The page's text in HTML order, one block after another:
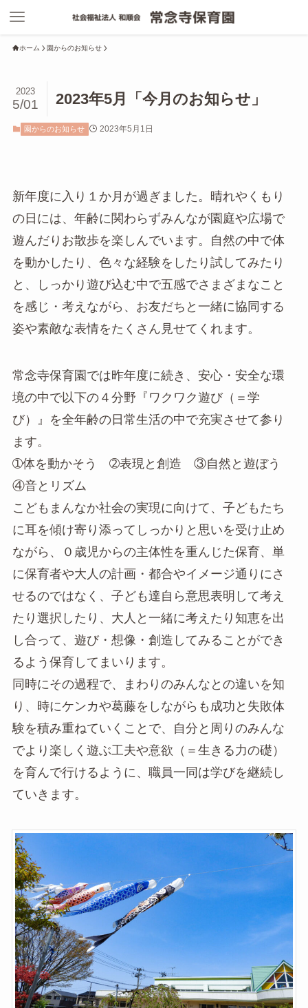
ホーム 園からのお知らせ
2023年5月「今月のお知らせ」
2023
5/01
園からのお知らせ 2023年5月1日
新年度に入り１か月が過ぎました。晴れやくもり
の日には、年齢に関わらずみんなが園庭や広場で
遊んだりお散歩を楽しんでいます。自然の中で体
を動かしたり、色々な経験をしたり試してみたり
と、しっかり遊び込む中で五感でさまざまなこと
を感じ・考えながら、お友だちと一緒に協同する
姿や素敵な表情をたくさん見せてくれます。
常念寺保育園では昨年度に続き、安心・安全な環
境の中で以下の４分野『ワクワク遊び（＝学
び）』を全年齢の日常生活の中で充実させて参り
ます。
➀体を動かそう ➁表現と創造 ③自然と遊ぼう
④音とリズム
こどもまんなか社会の実現に向けて、子どもたち
に耳を傾け寄り添ってしっかりと思いを受け止め
ながら、０歳児からの主体性を重んじた保育、単
に保育者や大人の計画・都合やイメージ通りにさ
せるのではなく、子ども達自ら意思表明して考え
たり選択したり、大人と一緒に考えたり知恵を出
し合って、遊び・想像・創造してみることができ
るよう保育してまいります。
同時にその過程で、まわりのみんなとの違いを知
り、時にケンカや葛藤をしながらも成功と失敗体
験を積み重ねていくことで、自分と周りのみんな
でより楽しく遊ぶ工夫や意欲（＝生きる力の礎）
を育んで行けるように、職員一同は学びを継続し
ていきます。